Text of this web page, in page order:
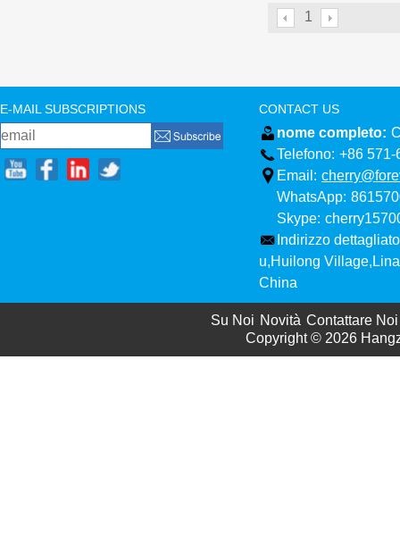
1
E-MAIL SUBSCRIPTIONS CONTACT US
nome completo:
Telefono: +86 571-
Email:
WhatsApp:
Skype:
Indirizzo
u,Huilong
China
Su Noi Novità Contattare Noi
Copyright © 2026